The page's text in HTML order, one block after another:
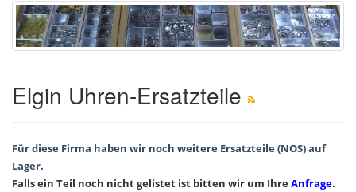
Elgin Uhren-Ersatzteile
Für diese Firma haben wir noch weitere Ersatzteile (NOS) auf
Lager.
Falls ein Teil noch nicht gelistet ist bitten wir um IhreAnfrage.